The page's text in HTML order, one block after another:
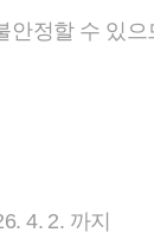
정할 수 있
4. 2. 까지